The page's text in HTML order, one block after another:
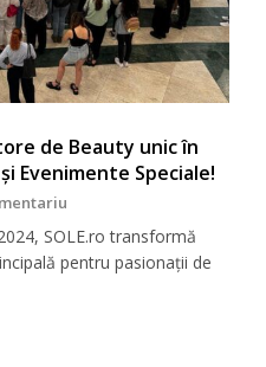
de Beauty unic în
Evenimente Speciale!
SOLE.ro transformă
pentru pasionații de